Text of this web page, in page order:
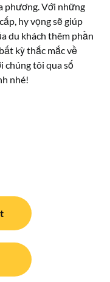
phương. Với những
hy vọng sẽ giúp
du khách thêm phần
kỳ thắc mắc về
chúng tôi qua số
nhé!